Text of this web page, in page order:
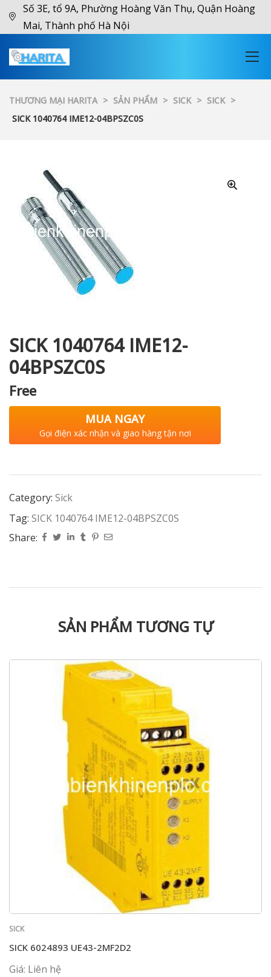
Số 3E, tổ 9A, Phường Hoàng Văn Thụ, Quận Hoàng
Mai, Thành phố Hà Nội
THƯƠNG MẠI HARITA > SẢN PHẨM > SICK > SICK >
SICK 1040764 IME12-04BPSZC0S
SICK 1040764 IME12-
04BPSZC0S
Free
MUA NGAY
Gọi điện xác nhận và giao hàng tận nơi
Category: Sick
Tag: SICK 1040764 IME12-04BPSZC0S
Share:
SẢN PHẨM TƯƠNG TỰ
SICK
SICK 6024893 UE43-2MF2D2
Giá: Liên hệ